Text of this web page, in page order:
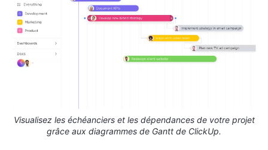
Visualisez les échéanciers et les dépendances de votre projet
grâce aux diagrammes de Gantt de ClickUp.